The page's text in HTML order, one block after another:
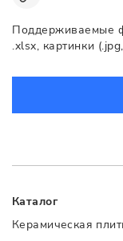
Поддерживаемые
.xlsx, картинки
Каталог
Керамическая